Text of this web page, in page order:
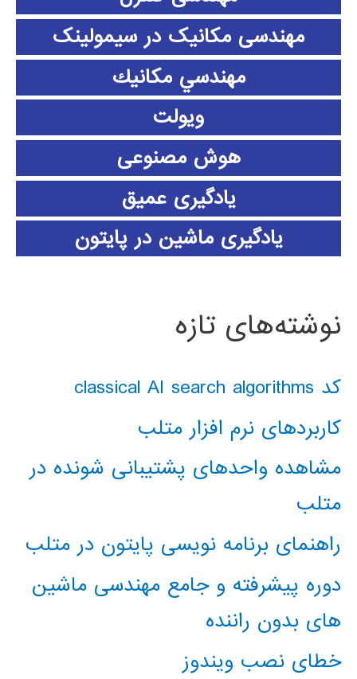
مهندسی مکانیک در سیمولینک
مهندسي مكانيك
ویولت
هوش مصنوعی
یادگیری عمیق
یادگیری ماشین در پایتون
نوشته‌های تازه
کد classical AI search algorithms
کاربردهای نرم افزار متلب
مشاهده واحدهای پشتیبانی شونده در
متلب
راهنمای برنامه نویسی پایتون در متلب
دوره پیشرفته و جامع مهندسی ماشین
های بدون راننده
خطای نصب ویندوز